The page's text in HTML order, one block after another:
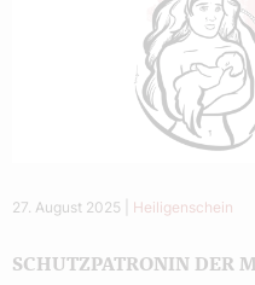
27. August 2025 Heiligenschein
SCHUTZPATRONIN DER